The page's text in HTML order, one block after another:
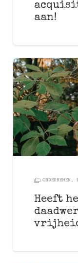
aan!
ONDERNEMEN,
Heeft